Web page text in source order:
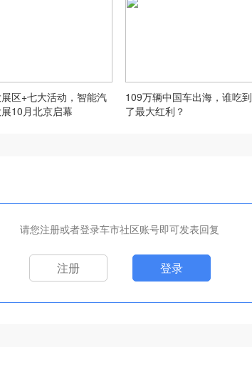
区+七大活动，智能汽
10月北京启幕
109万辆中国车出海，谁吃到
了最大红利？
请您注册或者登录车市社区账号即可发表回复
注册 登录